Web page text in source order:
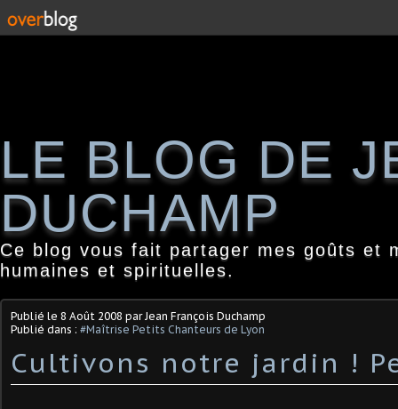
LE BLOG DE
DUCHAMP
Ce blog vous fait partager mes goûts et
humaines et spirituelles.
Publié le 8 Août 2008 par Jean François Duchamp
Publié dans : #Maîtrise Petits Chanteurs de Lyon
Cultivons notre jardin !